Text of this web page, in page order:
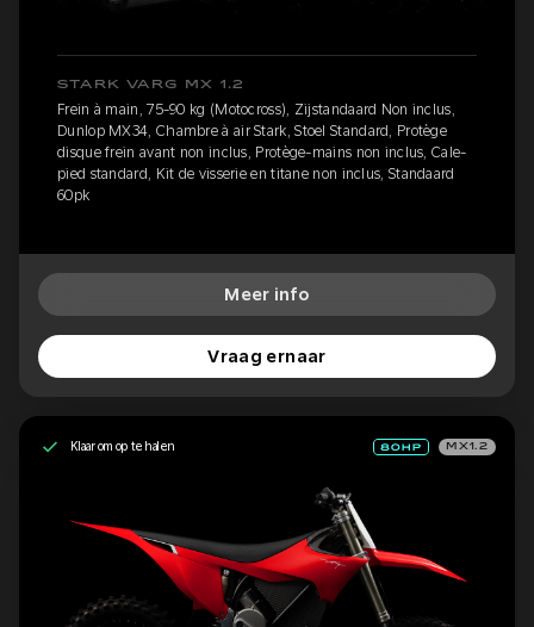
STARK VARG MX 1.2
Frein à main, 75-90 kg (Motocross), Zijstandaard Non inclus,
Dunlop MX34, Chambre à air Stark, Stoel Standard, Protège
disque frein avant non inclus, Protège-mains non inclus, Cale-
pied standard, Kit de visserie en titane non inclus, Standaard
60pk
Meer info
Vraag ernaar
Klaar om op te halen MX1.2